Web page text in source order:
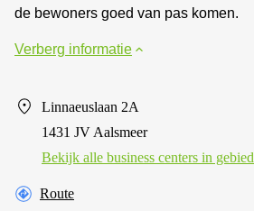
de bewoners goed van pas komen.
Verberg informatie
Linnaeuslaan 2A
1431 JV Aalsmeer
Bekijk alle business centers in gebied
Route